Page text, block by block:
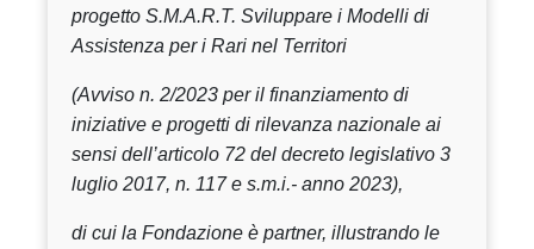
progetto S.M.A.R.T. Sviluppare i Modelli di
Assistenza per i Rari nel Territori
(Avviso n. 2/2023 per il finanziamento di
iniziative e progetti di rilevanza nazionale ai
sensi dell’articolo 72 del decreto legislativo 3
luglio 2017, n. 117 e s.m.i.- anno 2023),
di cui la Fondazione è partner, illustrando le